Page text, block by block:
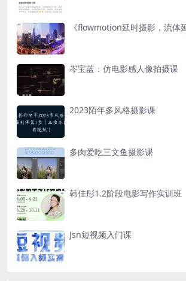
《flowmotion延时摄影，流体
岑宝蓝：仿电影感人像拍摄课
2023陌年多风格摄影课
多肉爱吃三文鱼摄影课
韩佳彤1.2阶段电影写作实训班
Jsn短视频入门课